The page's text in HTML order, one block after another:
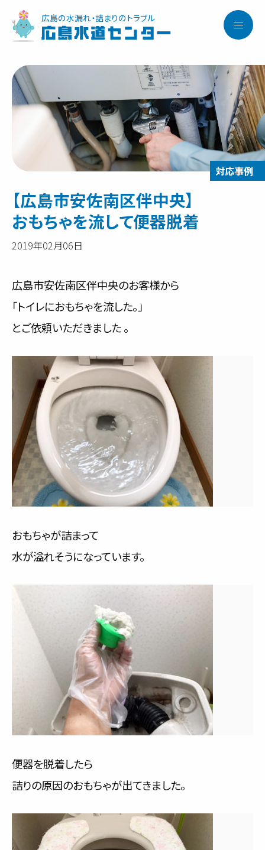
広島の水漏れ・詰まりのトラブル
広島水道センター
サービス内容と料金事例
料金一覧
対応事例
ご利用の流れ
対応エリア
会社紹介
【広島市安佐南区伴中央】
おもちゃを流して便器脱着
2019年02月06日
広島市安佐南区伴中央のお客様から
「トイレにおもちゃを流した。」
とご依頼いただきました 。
おもちゃが詰まって
水が溢れそうになっています。
便器を脱着したら
詰りの原因のおもちゃが出てきました。